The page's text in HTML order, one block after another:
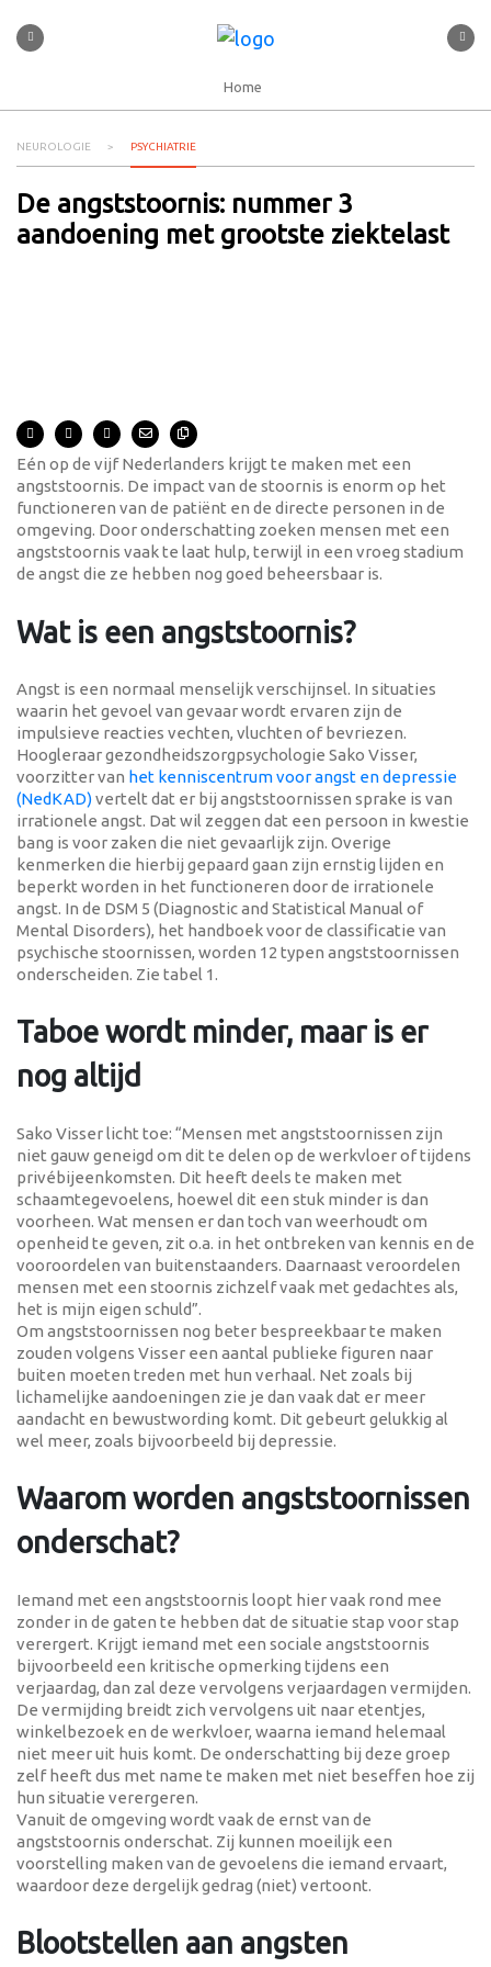
Home
NEUROLOGIE PSYCHIATRIE
De angststoornis: nummer 3
aandoening met grootste ziektelast
Eén op de vijf Nederlanders krijgt te maken met een
angststoornis. De impact van de stoornis is enorm op het
functioneren van de patiënt en de directe personen in de
omgeving. Door onderschatting zoeken mensen met een
angststoornis vaak te laat hulp, terwijl in een vroeg stadium
de angst die ze hebben nog goed beheersbaar is.
Wat is een angststoornis?
Angst is een normaal menselijk verschijnsel. In situaties
waarin het gevoel van gevaar wordt ervaren zijn de
impulsieve reacties vechten, vluchten of bevriezen.
Hoogleraar gezondheidszorgpsychologie Sako Visser,
voorzitter van het kenniscentrum voor angst en depressie
(NedKAD)vertelt dat er bij angststoornissen sprake is van
irrationele angst. Dat wil zeggen dat een persoon in kwestie
bang is voor zaken die niet gevaarlijk zijn. Overige
kenmerken die hierbij gepaard gaan zijn ernstig lijden en
beperkt worden in het functioneren door de irrationele
angst. In de DSM 5 (Diagnostic and Statistical Manual of
Mental Disorders), het handboek voor de classificatie van
psychische stoornissen, worden 12 typen angststoornissen
onderscheiden. Zie tabel 1.
Taboe wordt minder, maar is er
nog altijd
Sako Visser licht toe: “Mensen met angststoornissen zijn
niet gauw geneigd om dit te delen op de werkvloer of tijdens
privébijeenkomsten. Dit heeft deels te maken met
schaamtegevoelens, hoewel dit een stuk minder is dan
voorheen. Wat mensen er dan toch van weerhoudt om
openheid te geven, zit o.a. in het ontbreken van kennis en de
vooroordelen van buitenstaanders. Daarnaast veroordelen
mensen met een stoornis zichzelf vaak met gedachtes als,
het is mijn eigen schuld”.
Om angststoornissen nog beter bespreekbaar te maken
zouden volgens Visser een aantal publieke figuren naar
buiten moeten treden met hun verhaal. Net zoals bij
lichamelijke aandoeningen zie je dan vaak dat er meer
aandacht en bewustwording komt. Dit gebeurt gelukkig al
wel meer, zoals bijvoorbeeld bij depressie.
Waarom worden angststoornissen
onderschat?
Iemand met een angststoornis loopt hier vaak rond mee
zonder in de gaten te hebben dat de situatie stap voor stap
verergert. Krijgt iemand met een sociale angststoornis
bijvoorbeeld een kritische opmerking tijdens een
verjaardag, dan zal deze vervolgens verjaardagen vermijden.
De vermijding breidt zich vervolgens uit naar etentjes,
winkelbezoek en de werkvloer, waarna iemand helemaal
niet meer uit huis komt. De onderschatting bij deze groep
zelf heeft dus met name te maken met niet beseffen hoe zij
hun situatie verergeren.
Vanuit de omgeving wordt vaak de ernst van de
angststoornis onderschat. Zij kunnen moeilijk een
voorstelling maken van de gevoelens die iemand ervaart,
waardoor deze dergelijk gedrag (niet) vertoont.
Blootstellen aan angsten